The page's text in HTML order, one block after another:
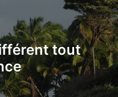
tout